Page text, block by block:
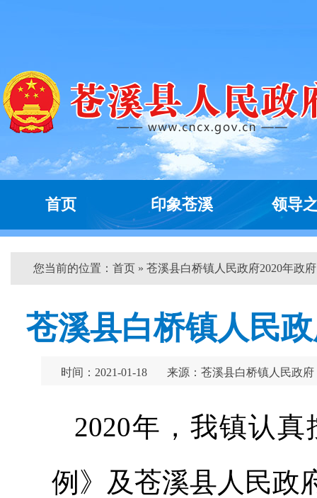
首页 印象苍溪 领导
您当前的位置： 首页 » 苍溪县白桥镇人民政府2020年政
苍溪县白桥镇人民
时间：2021-01-18 来源：苍溪县白桥镇人民政府
2020年，我镇认
例》及苍溪县人民政